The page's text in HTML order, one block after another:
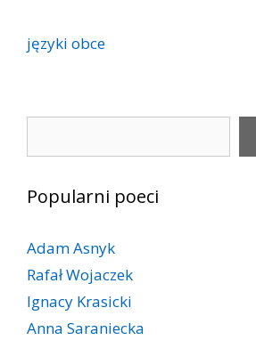
języki obce
Popularni poeci
Adam Asnyk
Rafał Wojaczek
Ignacy Krasicki
Anna Saraniecka